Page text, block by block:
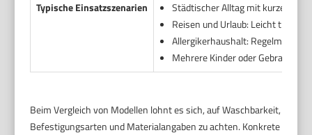
Typische Einsatzszenarien
Städtischer Alltag mit kurzem
Reisen und Urlaub: Leicht
Allergikerhaushalt:
Mehrere Kinder oder
Beim Vergleich von Modellen lohnt es sich, auf Waschbarkeit,
Befestigungsarten und Materialangaben zu achten. Konkrete